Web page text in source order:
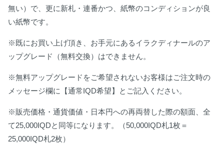
無い）で、更に新札・連番かつ、紙幣のコンディションが良
い紙幣です。
※既にお買い上げ頂き、お手元にあるイラクディナールのア
ップグレード（無料交換）はできません。
※無料アップグレードをご希望されないお客様はご注文時の
メッセージ欄に【通常IQD希望】とご記入ください。
※販売価格・通貨価値・日本円への再両替した際の額面、全
て25,000IQDと同等になります。（50,000IQD札1枚＝
25,000IQD札2枚）